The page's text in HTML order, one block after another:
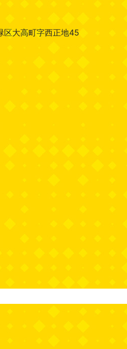
区大高町字西正地45